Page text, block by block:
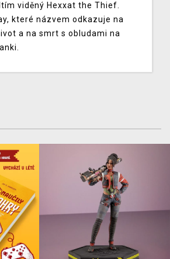
viděný Hexxat the Thief.
které názvem odkazuje na
a na smrt s obludami na